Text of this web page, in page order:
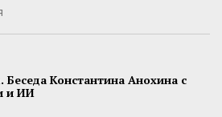
Константина Анохина с
и ИИ